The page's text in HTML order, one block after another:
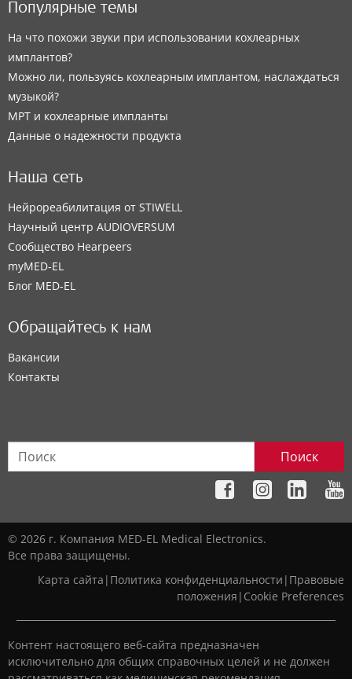
Популярные темы
На что похожи звуки при использовании кохлеарных
имплантов?
Можно ли, пользуясь кохлеарным имплантом, наслаждаться
музыкой?
МРТ и кохлеарные импланты
Данные о надежности продукта
Наша сеть
Нейрореабилитация от STIWELL
Научный центр AUDIOVERSUM
Сообщество Hearpeers
myMED‑EL
Блог MED-EL
Обращайтесь к нам
Вакансии
Контакты
Поиск
© 2026 г. Компания MED-EL Medical Electronics.
Все права защищены.
Карта сайта | Политика конфиденциальности | Правовые
положения | Cookie Preferences
Контент настоящего веб-сайта предназначен
исключительно для общих справочных целей и не должен